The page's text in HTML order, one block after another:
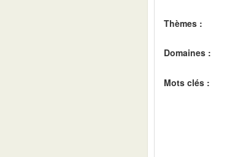
Thèmes :
Domaines :
Mots clés :